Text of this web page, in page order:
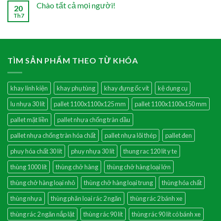
20
Th7
Chào tất cả mọi người!
TÌM SẢN PHẨM THEO TỪ KHÓA
khay linh kiện khay phụ tùng khay đựng ốc vít
kệ dụng cụ
lu nhựa 30 lít
pallet 1100x1100x125 mm
pallet 1100x1100x150 mm
pallet mặt liền
pallet nhựa chống tràn dầu
pallet nhựa chống tràn hóa chất
pallet nhựa lõi thép
pallet đen
phuy hóa chất 30 lít
phuy nhựa 30 lít
thung rac 120 lit y te
thùng 1000 lít
thùng chở hàng
thùng chở hàng loại lớn
thùng chở hàng loại nhỏ
thùng chở hàng loại trung
thùng hóa chất
thùng nhựa
thùng phân loai rác 2 ngăn
thùng rác 2 bánh xe
thùng rác 2 ngăn nắp lật
thùng rác 90 lít
thùng rác 90 lít có bánh xe